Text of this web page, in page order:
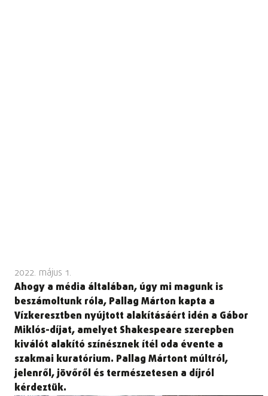
2022. május 1.
Ahogy a média általában, úgy mi magunk is
beszámoltunk róla, Pallag Márton kapta a
Vízkeresztben nyújtott alakításáért idén a Gábor
Miklós-díjat, amelyet Shakespeare szerepben
kiválót alakító színésznek ítél oda évente a
szakmai kuratórium. Pallag Mártont múltról,
jelenről, jövőről és természetesen a díjról
kérdeztük.